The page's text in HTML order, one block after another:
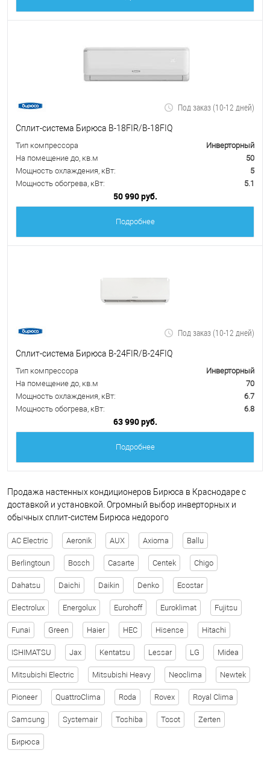
AC Electric Aeronik AUX Axioma Ballu
Berlingtoun Bosch Casarte Centek Chigo
Dahatsu Daichi Daikin Denko Ecostar
Electrolux Energolux Eurohoff Euroklimat Fujitsu
Funai Green Haier HEC Hisense Hitachi
ISHIMATSU Jax Kentatsu Lessar LG Midea
Mitsubishi Electric Mitsubishi Heavy Neoclima Newtek
Pioneer QuattroClima Roda Rovex Royal Clima
Samsung Systemair Toshiba Tosot Zerten
Бирюса
Под заказ (10-12 дней)
Сплит-система Бирюса B-18FIR/B-18FIQ
Тип компрессора
Инверторный
На помещение до, кв.м
50
Мощность охлаждения, кВт:
5
Мощность обогрева, кВт:
5.1
50 990 руб.
Подробнее
Под заказ (10-12 дней)
Сплит-система Бирюса B-24FIR/B-24FIQ
Тип компрессора
Инверторный
На помещение до, кв.м
70
Мощность охлаждения, кВт:
6.7
Мощность обогрева, кВт:
6.8
63 990 руб.
Подробнее
Продажа настенных кондиционеров Бирюса в Краснодаре с
доставкой и установкой. Огромный выбор инверторных и
обычных сплит-систем Бирюса недорого